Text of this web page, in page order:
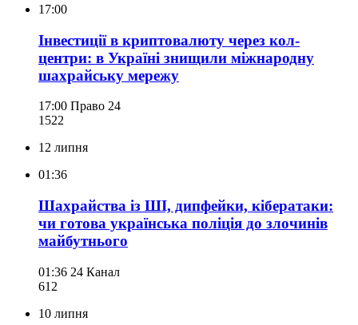
17:00
Інвестиції в криптовалюту через кол-
центри: в Україні знищили міжнародну
шахрайську мережу
17:00 Право 24
1522
12 липня
01:36
Шахрайства із ШІ, дипфейки, кібератаки:
чи готова українська поліція до злочинів
майбутнього
01:36 24 Канал
612
10 липня